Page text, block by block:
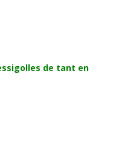
de tant en